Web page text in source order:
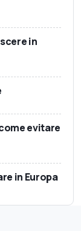
in
evitare
in Europa